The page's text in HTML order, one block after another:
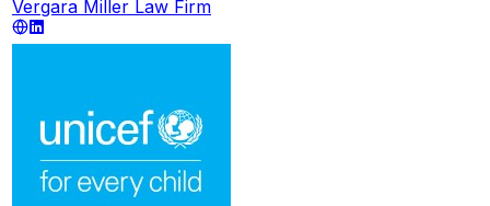
Vergara Miller Law Firm